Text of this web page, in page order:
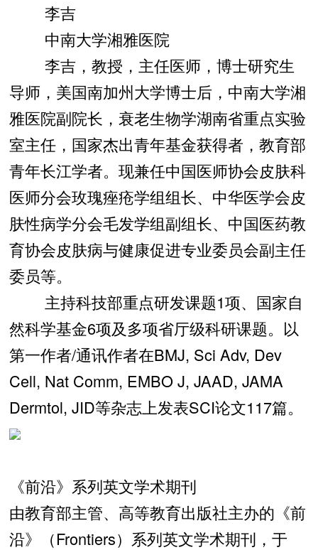
李吉
中南大学湘雅医院
李吉，教授，主任医师，博士研究生
导师，美国南加州大学博士后，中南大学湘
雅医院副院长，衰老生物学湖南省重点实验
室主任，国家杰出青年基金获得者，教育部
青年长江学者。现兼任中国医师协会皮肤科
医师分会玫瑰痤疮学组组长、中华医学会皮
肤性病学分会毛发学组副组长、中国医药教
育协会皮肤病与健康促进专业委员会副主任
委员等。
主持科技部重点研发课题1项、国家自
然科学基金6项及多项省厅级科研课题。以
第一作者/通讯作者在BMJ, Sci Adv, Dev
Cell, Nat Comm, EMBO J, JAAD, JAMA
Dermtol, JID等杂志上发表SCI论文117篇。
《前沿》系列英文学术期刊
由教育部主管、高等教育出版社主办的《前
沿》（Frontiers）系列英文学术期刊，于